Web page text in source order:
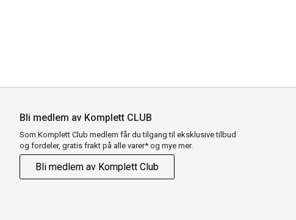
Bli medlem av Komplett CLUB
Som Komplett Club medlem får du tilgang til eksklusive tilbud
og fordeler, gratis frakt på alle varer* og mye mer.
Bli medlem av Komplett Club